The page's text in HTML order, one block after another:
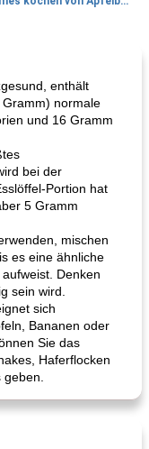
/ Snacks
enthält
normale
und 16 Gramm
bei der
Portion hat
5 Gramm
mischen
es eine ähnliche
Denken
sein wird.
sich
Bananen oder
Sie das
Haferflocken